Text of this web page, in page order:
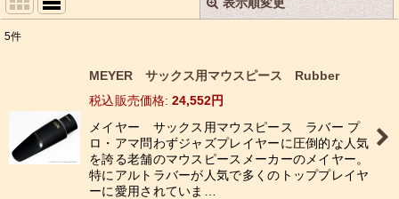
絞り込む
閉じる
5件
MEYER サックス用マウスピース Rubber
税込
: 24,552円
メイヤー サックス用マウスピース ラバー プ
ロ・アマ問わずジャズプレイヤーに圧倒的な人気
を誇る老舗のマウスピースメーカーのメイヤー。
特にアルトラバーが人気で多くのトッププレイヤ
ーに愛用されていま…